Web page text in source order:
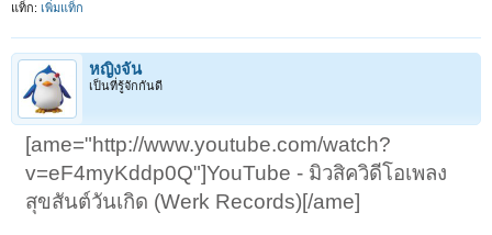
แท็ก: เพิ่มแท็ก
หญิงจัน
เป็นที่รู้จักกันดี
[ame="http://www.youtube.com/watch?
v=eF4myKddp0Q"]YouTube - มิวสิควิดีโอเพลง
สุขสันต์วันเกิด (Werk Records)[/ame]